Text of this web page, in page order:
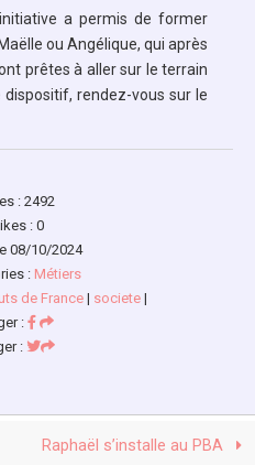
a permis de former
ou Angélique, qui après
prêtes à aller sur le terrain
rendez-vous sur le
: 2492
: 0
08/10/2024
: Métiers
de France| societe |
:
:
Raphaël s’installe au PBA